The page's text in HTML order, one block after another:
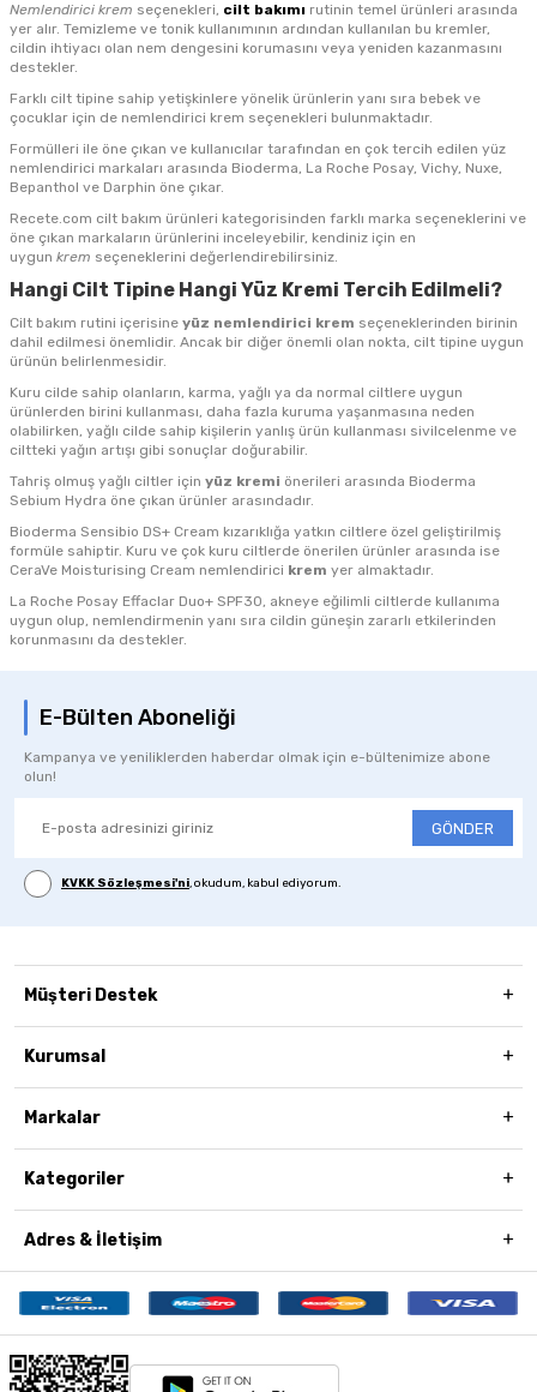
Nemlendirici krem seçenekleri, cilt bakımı rutinin temel ürünleri arasında
yer alır. Temizleme ve tonik kullanımının ardından kullanılan bu kremler,
cildin ihtiyacı olan nem dengesini korumasını veya yeniden kazanmasını
destekler.
Farklı cilt tipine sahip yetişkinlere yönelik ürünlerin yanı sıra bebek ve
çocuklar için de nemlendirici krem seçenekleri bulunmaktadır.
Formülleri ile öne çıkan ve kullanıcılar tarafından en çok tercih edilen yüz
nemlendirici markaları arasında Bioderma, La Roche Posay, Vichy, Nuxe,
Bepanthol ve Darphin öne çıkar.
Recete.com cilt bakım ürünleri kategorisinden farklı marka seçeneklerini ve
öne çıkan markaların ürünlerini inceleyebilir, kendiniz için en
uygun krem seçeneklerini değerlendirebilirsiniz.
Hangi Cilt Tipine Hangi Yüz Kremi Tercih Edilmeli?
Cilt bakım rutini içerisine yüz nemlendirici krem seçeneklerinden birinin
dahil edilmesi önemlidir. Ancak bir diğer önemli olan nokta, cilt tipine uygun
ürünün belirlenmesidir.
Kuru cilde sahip olanların, karma, yağlı ya da normal ciltlere uygun
ürünlerden birini kullanması, daha fazla kuruma yaşanmasına neden
olabilirken, yağlı cilde sahip kişilerin yanlış ürün kullanması sivilcelenme ve
ciltteki yağın artışı gibi sonuçlar doğurabilir.
Tahriş olmuş yağlı ciltler için yüz kremi önerileri arasında Bioderma
Sebium Hydra öne çıkan ürünler arasındadır.
Bioderma Sensibio DS+ Cream kızarıklığa yatkın ciltlere özel geliştirilmiş
formüle sahiptir. Kuru ve çok kuru ciltlerde önerilen ürünler arasında ise
CeraVe Moisturising Cream nemlendirici krem yer almaktadır.
La Roche Posay Effaclar Duo+ SPF30, akneye eğilimli ciltlerde kullanıma
uygun olup, nemlendirmenin yanı sıra cildin güneşin zararlı etkilerinden
korunmasını da destekler.
E-Bülten Aboneliği
Kampanya ve yeniliklerden haberdar olmak için e-bültenimize abone
olun!
GÖNDER
KVKK Sözleşmesi'ni, okudum, kabul ediyorum.
Müşteri Destek
Kurumsal
Markalar
Kategoriler
Adres & İletişim